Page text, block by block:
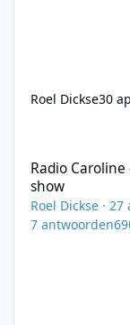
Roel Dickse30
Radio
show
Roel Dickse · 27
7 antwoorden